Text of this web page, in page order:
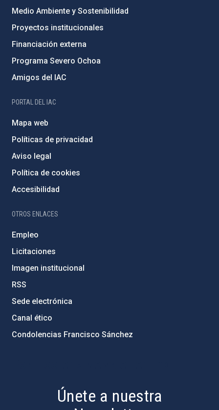
Medio Ambiente y Sostenibilidad
Proyectos institucionales
Financiación externa
Programa Severo Ochoa
Amigos del IAC
PORTAL DEL IAC
Mapa web
Políticas de privacidad
Aviso legal
Política de cookies
Accesibilidad
OTROS ENLACES
Empleo
Licitaciones
Imagen institucional
RSS
Sede electrónica
Canal ético
Condolencias Francisco Sánchez
Únete a nuestra